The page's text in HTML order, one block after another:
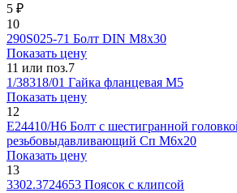
5 ₽
10
290S025-71 Болт DIN M8x30
Показать цену
11 или поз.7
1/38318/01 Гайка фланцевая M5
Показать цену
12
E24410/H6 Болт с шестигранной
резьбовыдавливающий Сп М6х20
Показать цену
13
3302.3724653 Поясок с клипсой